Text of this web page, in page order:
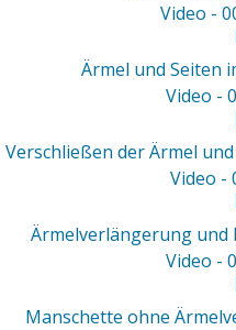
Video -
Ärmel und Seiten
Video -
Verschließen der Ärmel
Video -
Ärmelverlängerung und
Video -
Manschette ohne